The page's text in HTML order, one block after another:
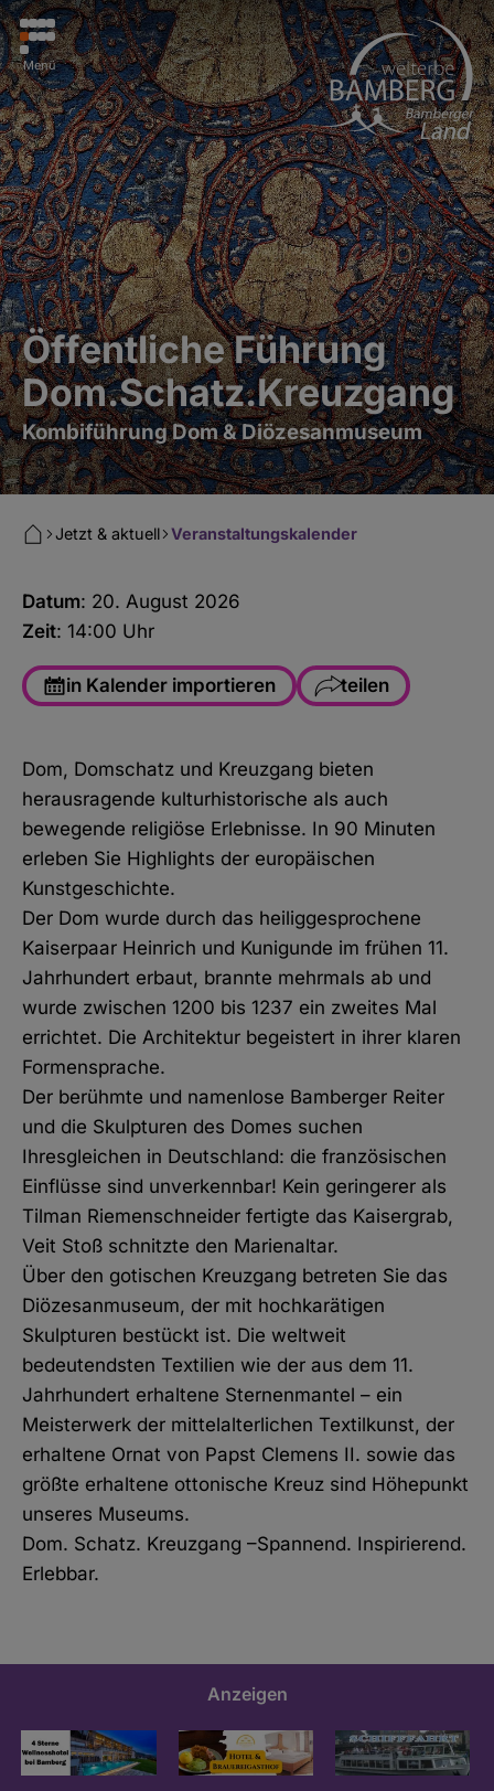
Menü
Öffentliche Führung
Dom.Schatz.Kreuzgang
Kombiführung Dom & Diözesanmuseum
Veranstaltungskalender
Jetzt & aktuell
Datum: 20. August 2026
Zeit: 14:00 Uhr
in Kalender importieren teilen
WhatsApp
Link kopieren
Dom, Domschatz und Kreuzgang bieten
herausragende kulturhistorische als auch
bewegende religiöse Erlebnisse. In 90 Minuten
erleben Sie Highlights der europäischen
Kunstgeschichte.
Der Dom wurde durch das heiliggesprochene
Kaiserpaar Heinrich und Kunigunde im frühen 11.
Jahrhundert erbaut, brannte mehrmals ab und
wurde zwischen 1200 bis 1237 ein zweites Mal
errichtet. Die Architektur begeistert in ihrer klaren
Formensprache.
Der berühmte und namenlose Bamberger Reiter
und die Skulpturen des Domes suchen
Ihresgleichen in Deutschland: die französischen
Einflüsse sind unverkennbar! Kein geringerer als
Tilman Riemenschneider fertigte das Kaisergrab,
Veit Stoß schnitzte den Marienaltar.
Über den gotischen Kreuzgang betreten Sie das
Diözesanmuseum, der mit hochkarätigen
Skulpturen bestückt ist. Die weltweit
bedeutendsten Textilien wie der aus dem 11.
Jahrhundert erhaltene Sternenmantel – ein
Meisterwerk der mittelalterlichen Textilkunst, der
erhaltene Ornat von Papst Clemens II. sowie das
größte erhaltene ottonische Kreuz sind Höhepunkt
unseres Museums.
Dom. Schatz. Kreuzgang –Spannend. Inspirierend.
Erlebbar.
Anzeigen